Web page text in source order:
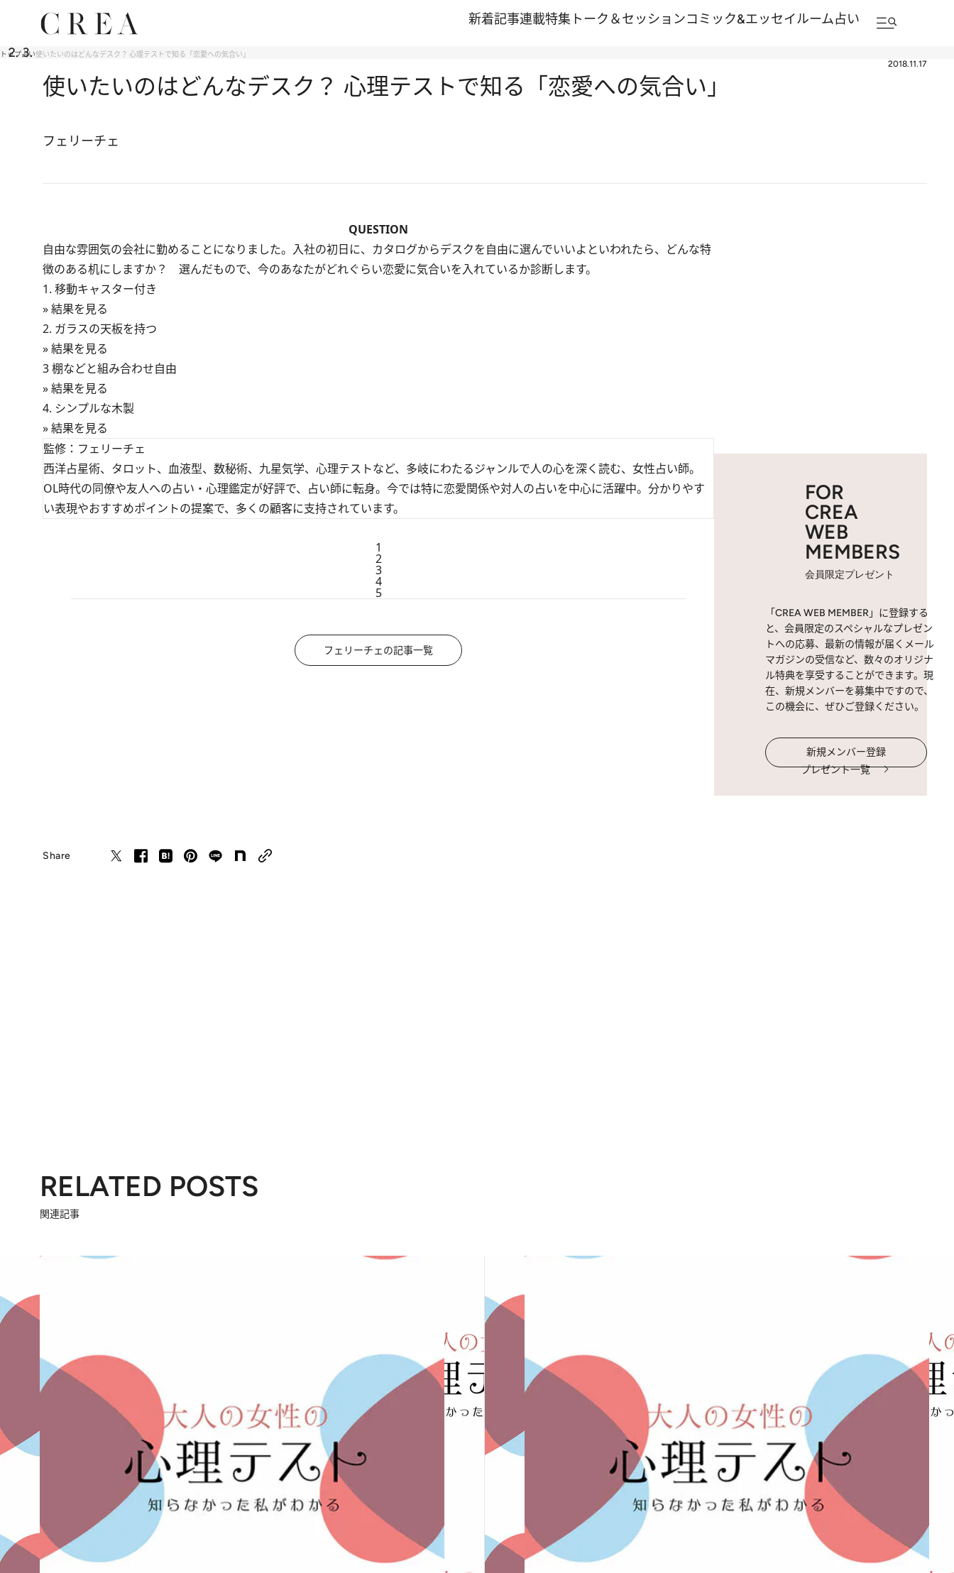
新着記事連載特集 トーク＆セッションコミック&エッセイルーム占い
トップ占い使いたいのはどんなデスク？ 心理テストで知る「恋愛への気合い」
2018.11.17
使いたいのはどんなデスク？ 心理テストで知る「恋愛への気合い」
フェリーチェ
QUESTION
自由な雰囲気の会社に勤めることになりました。入社の初日に、カタログからデスクを自由に選んでいいよといわれたら、どんな特
徴のある机にしますか？ 選んだもので、今のあなたがどれぐらい恋愛に気合いを入れているか診断します。
1. 移動キャスター付き
» 結果を見る
2. ガラスの天板を持つ
» 結果を見る
3 棚などと組み合わせ自由
» 結果を見る
4. シンプルな木製
» 結果を見る
監修：フェリーチェ
西洋占星術、タロット、血液型、数秘術、九星気学、心理テストなど、多岐にわたるジャンルで人の心を深く読む、女性占い師。
OL時代の同僚や友人への占い・心理鑑定が好評で、占い師に転身。今では特に恋愛関係や対人の占いを中心に活躍中。分かりやす
い表現やおすすめポイントの提案で、多くの顧客に支持されています。
1
2
3
4
5
フェリーチェの記事一覧
Share
FOR
CREA
WEB
MEMBERS
会員限定プレゼント
「CREA WEB MEMBER」に登録する
と、会員限定のスペシャルなプレゼン
トへの応募、最新の情報が届くメール
マガジンの受信など、数々のオリジナ
ル特典を享受することができます。現
在、新規メンバーを募集中ですので、
この機会に、ぜひご登録ください。
新規メンバー登録
プレゼント一覧
RELATED POSTS
関連記事